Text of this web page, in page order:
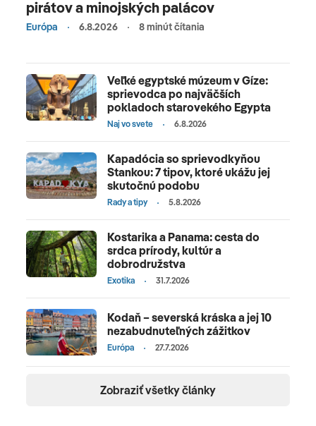
pirátov a minojských palácov
Európa 6.8.2026 8 minút čítania
Veľké egyptské múzeum v Gíze:
sprievodca po najväčších
pokladoch starovekého Egypta
Naj vo svete 6.8.2026
Kapadócia so sprievodkyňou
Stankou: 7 tipov, ktoré ukážu jej
skutočnú podobu
Rady a tipy 5.8.2026
Kostarika a Panama: cesta do
srdca prírody, kultúr a
dobrodružstva
Exotika 31.7.2026
Kodaň – severská kráska a jej 10
nezabudnuteľných zážitkov
Európa 27.7.2026
Zobraziť všetky články